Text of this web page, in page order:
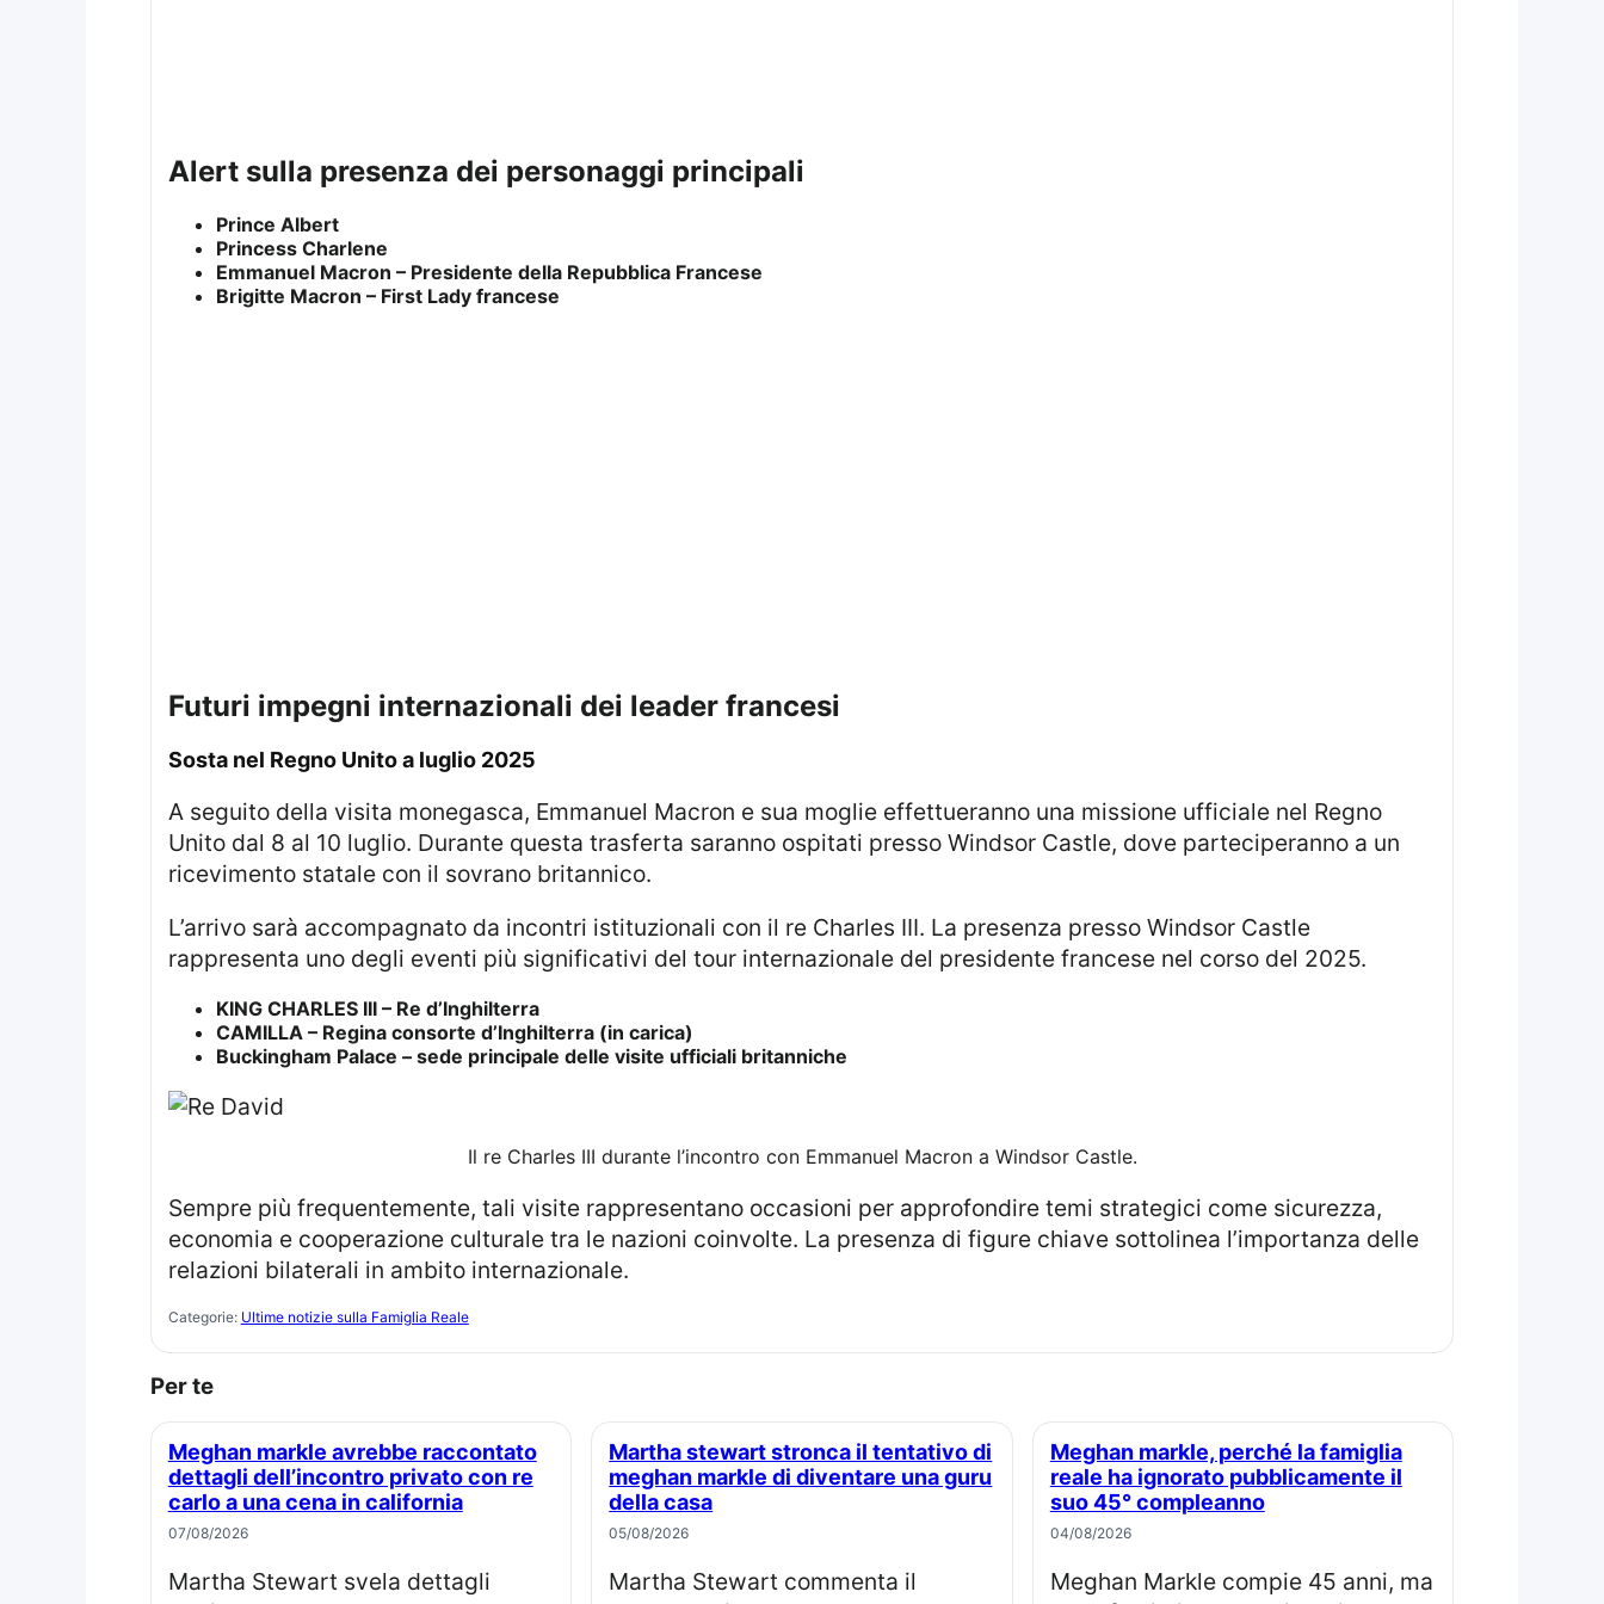
alert sulla presenza dei personaggi principali
Prince Albert
Princess Charlene
Emmanuel Macron – Presidente della Repubblica Francese
Brigitte Macron – First Lady francese
futuri impegni internazionali dei leader francesi
sosta nel Regno Unito a luglio 2025
A seguito della visita monegasca, Emmanuel Macron e sua moglie effettueranno una missione ufficiale nel Regno
Unito dal 8 al 10 luglio. Durante questa trasferta saranno ospitati presso Windsor Castle, dove parteciperanno a un
ricevimento statale con il sovrano britannico.
L’arrivo sarà accompagnato da incontri istituzionali con il re Charles III. La presenza presso Windsor Castle
rappresenta uno degli eventi più significativi del tour internazionale del presidente francese nel corso del 2025.
KING CHARLES III – Re d’Inghilterra
CAMILLA – Regina consorte d’Inghilterra (in carica)
Buckingham Palace – sede principale delle visite ufficiali britanniche
Il re Charles III durante l’incontro con Emmanuel Macron a Windsor Castle.
Sempre più frequentemente, tali visite rappresentano occasioni per approfondire temi strategici come sicurezza,
economia e cooperazione culturale tra le nazioni coinvolte. La presenza di figure chiave sottolinea l’importanza delle
relazioni bilaterali in ambito internazionale.
Categorie: Ultime notizie sulla Famiglia Reale
Per te
Meghan markle avrebbe raccontato
dettagli dell’incontro privato con re
carlo a una cena in california
07/08/2026
Martha Stewart svela dettagli
Martha stewart stronca il tentativo di
meghan markle di diventare una guru
della casa
05/08/2026
Martha Stewart commenta il
Meghan markle, perché la famiglia
reale ha ignorato pubblicamente il
suo 45° compleanno
04/08/2026
Meghan Markle compie 45 anni, ma